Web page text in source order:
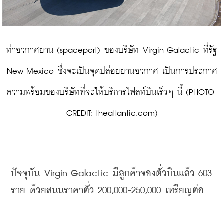
New Mexico ซึ่งจะเป็นจุดปล่อยยานอวกาศ เป็นการประกาศ
ความพร้อมของบริษัทที่จะให้บริการไฟลท์บินเร็วๆ นี้ (PHOTO
CREDIT: theatlantic.com)
ปัจจุบัน Virgin Galactic มีลูกค้าจองตั๋วบินแล้ว
ราย ด้วยสนนราคาตั๋ว 200,000-250,000 เหรียญต่อ